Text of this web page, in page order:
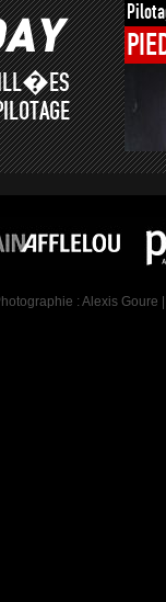
: Alexis Goure